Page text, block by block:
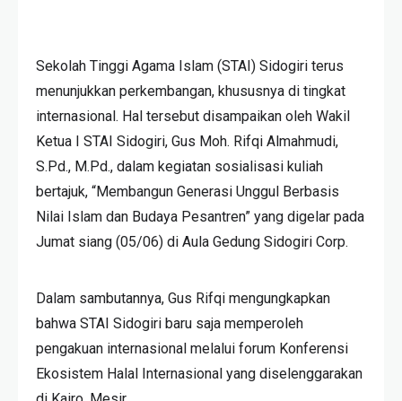
Sekolah Tinggi Agama Islam (STAI) Sidogiri terus
menunjukkan perkembangan, khususnya di tingkat
internasional. Hal tersebut disampaikan oleh Wakil
Ketua I STAI Sidogiri, Gus Moh. Rifqi Almahmudi,
S.Pd., M.Pd., dalam kegiatan sosialisasi kuliah
bertajuk, “Membangun Generasi Unggul Berbasis
Nilai Islam dan Budaya Pesantren” yang digelar pada
Jumat siang (05/06) di Aula Gedung Sidogiri Corp.
Dalam sambutannya, Gus Rifqi mengungkapkan
bahwa STAI Sidogiri baru saja memperoleh
pengakuan internasional melalui forum Konferensi
Ekosistem Halal Internasional yang diselenggarakan